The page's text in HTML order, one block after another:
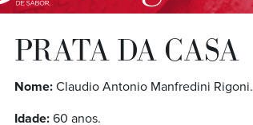
PRATA DA CASA
Nome: Claudio Antonio Manfredini Rigoni.
Idade: 60 anos.